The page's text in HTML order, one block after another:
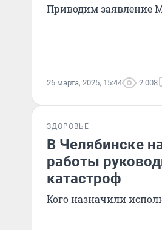
Приводим заявление
26 марта, 2025, 15:44 2 008
ЗДОРОВЬЕ
В Челябинске
работы
катастроф
Кого назначили